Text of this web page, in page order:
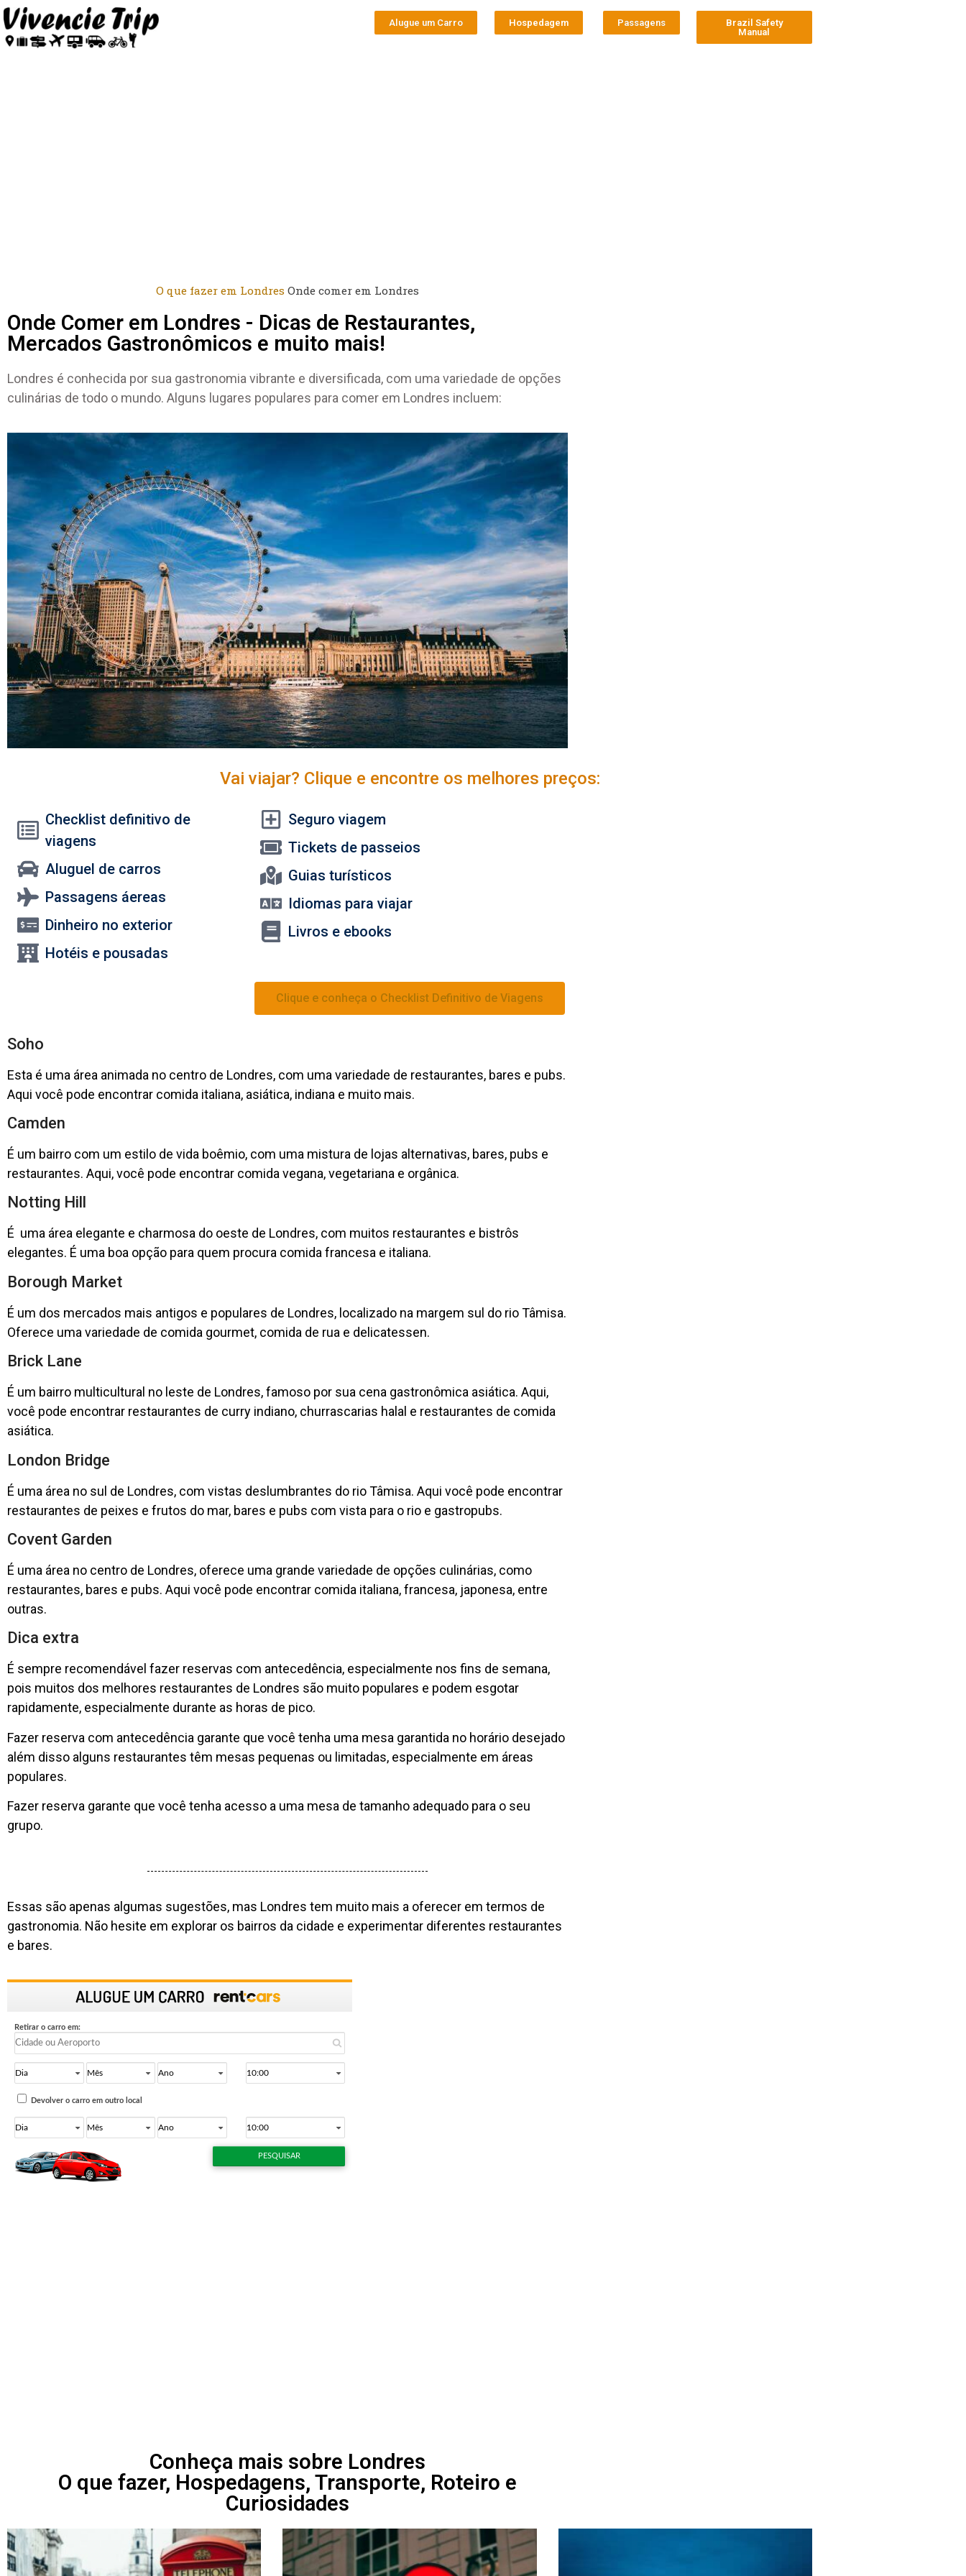
Alugue um Carro Hospedagem Passagens
Brazil Safety
Manual
O que fazer em Londres Onde comer em Londres
Onde Comer em Londres - Dicas de Restaurantes,
Mercados Gastronômicos e muito mais!
Londres é conhecida por sua gastronomia vibrante e diversificada, com uma variedade de opções
culinárias de todo o mundo. Alguns lugares populares para comer em Londres incluem:
Vai viajar? Clique e encontre os melhores preços:
Checklist definitivo de
viagens
Aluguel de carros
Passagens áereas
Dinheiro no exterior
Hotéis e pousadas
Seguro viagem
Tickets de passeios
Guias turísticos
Idiomas para viajar
Livros e ebooks
Clique e conheça o Checklist Definitivo de Viagens
Soho
Esta é uma área animada no centro de Londres, com uma variedade de restaurantes, bares e pubs.
Aqui você pode encontrar comida italiana, asiática, indiana e muito mais.
Camden
É um bairro com um estilo de vida boêmio, com uma mistura de lojas alternativas, bares, pubs e
restaurantes. Aqui, você pode encontrar comida vegana, vegetariana e orgânica.
Notting Hill
É uma área elegante e charmosa do oeste de Londres, com muitos restaurantes e bistrôs
elegantes. É uma boa opção para quem procura comida francesa e italiana.
Borough Market
É um dos mercados mais antigos e populares de Londres, localizado na margem sul do rio Tâmisa.
Oferece uma variedade de comida gourmet, comida de rua e delicatessen.
Brick Lane
É um bairro multicultural no leste de Londres, famoso por sua cena gastronômica asiática. Aqui,
você pode encontrar restaurantes de curry indiano, churrascarias halal e restaurantes de comida
asiática.
London Bridge
É uma área no sul de Londres, com vistas deslumbrantes do rio Tâmisa. Aqui você pode encontrar
restaurantes de peixes e frutos do mar, bares e pubs com vista para o rio e gastropubs.
Covent Garden
É uma área no centro de Londres, oferece uma grande variedade de opções culinárias, como
restaurantes, bares e pubs. Aqui você pode encontrar comida italiana, francesa, japonesa, entre
outras.
Dica extra
É sempre recomendável fazer reservas com antecedência, especialmente nos fins de semana,
pois muitos dos melhores restaurantes de Londres são muito populares e podem esgotar
rapidamente, especialmente durante as horas de pico.
Fazer reserva com antecedência garante que você tenha uma mesa garantida no horário desejado
além disso alguns restaurantes têm mesas pequenas ou limitadas, especialmente em áreas
populares.
Fazer reserva garante que você tenha acesso a uma mesa de tamanho adequado para o seu
grupo.
Essas são apenas algumas sugestões, mas Londres tem muito mais a oferecer em termos de
gastronomia. Não hesite em explorar os bairros da cidade e experimentar diferentes restaurantes
e bares.
Conheça mais sobre Londres
O que fazer, Hospedagens, Transporte, Roteiro e
Curiosidades